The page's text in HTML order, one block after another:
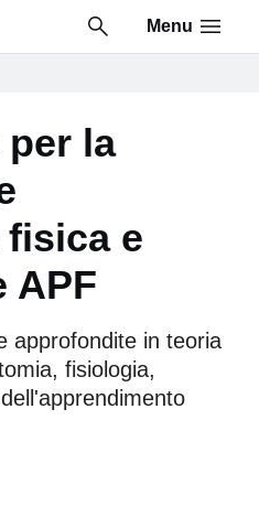
Menu
la
e
APF
approfondite in teoria
fisiologia,